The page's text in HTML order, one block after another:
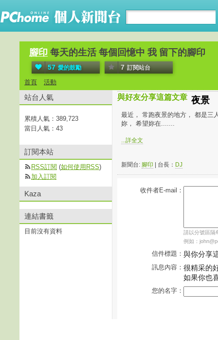
腳印 每天的生活 每個回憶中 我 留下的腳印
57 愛的鼓勵 7 訂閱站台
首頁 活動
與好友分享這篇文章 夜景
最近， 常跑夜景的地方， 都是三
妳， 希望妳在.......
...詳全文
新聞台: 腳印 | 台長： DJ
收件者E-mail：
請以分號區隔
例如：
信件標題： 與你分享
訊息內容： 很精采的
如果你也
您的名字：
站台人氣
累積人氣： 389,723
當日人氣： 43
訂閱本站
RSS訂閱 (如何使用RSS)
加入訂閱
Kaza
連結書籤
目前沒有資料